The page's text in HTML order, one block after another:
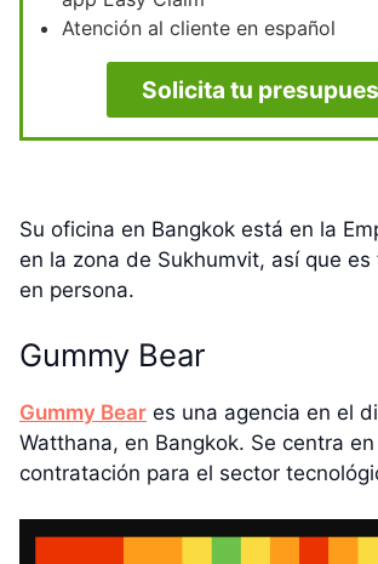
Atención al cliente en español
Solicita tu
Su oficina en Bangkok está en la
en la zona de Sukhumvit, así que
en persona.
Gummy Bear
Gummy Bear es una agencia en el
Watthana, en Bangkok. Se centra en
contratación para el sector